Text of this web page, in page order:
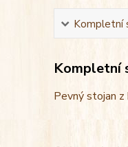
Kompletní
Kompletní
Pevný stojan